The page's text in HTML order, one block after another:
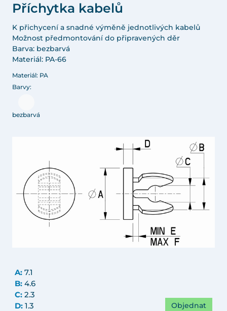
Příchytka kabelů
K přichycení a snadné výměně jednotlivých kabelů
Možnost předmontování do připravených děr
Barva: bezbarvá
Materiál: PA-66
Materiál: PA
Barvy:
bezbarvá
A: 7.1
B: 4.6
C: 2.3
D: 1.3
Objednat